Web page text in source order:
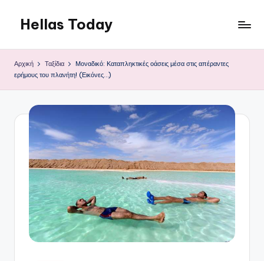
Μετάβαση
περιεχόμενο
Hellas Today
Αρχική Ταξίδια
Μοναδικό: Καταπληκτικές οάσεις μέσα στις απέραντες
ερήμους του πλανήτη! (Εικόνες…)